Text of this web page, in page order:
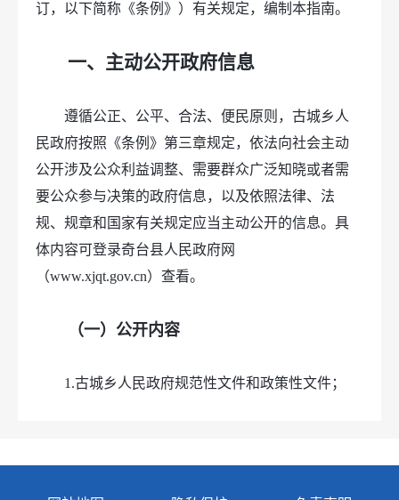
订，以下简称《条例》）有关规定，编制本指南。
一、主动公开政府信息
遵循公正、公平、合法、便民原则，古城乡人
民政府按照《条例》第三章规定，依法向社会主动
公开涉及公众利益调整、需要群众广泛知晓或者需
要公众参与决策的政府信息，以及依照法律、法
规、规章和国家有关规定应当主动公开的信息。具
体内容可登录奇台县人民政府网
（www.xjqt.gov.cn）查看。
（一）公开内容
1.古城乡人民政府规范性文件和政策性文件；